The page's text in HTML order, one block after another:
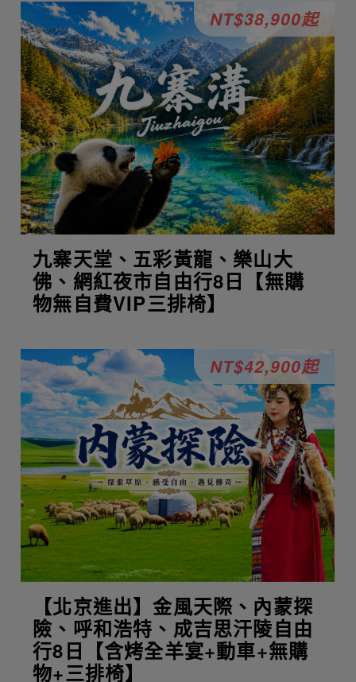
九寨天堂、五彩黃龍、樂山大
佛、網紅夜市自由行8日【無購
物無自費VIP三排椅】
NT$38,900起
【北京進出】金風天際、內蒙探
險、呼和浩特、成吉思汗陵自由
行8日【含烤全羊宴+動車+無購
物+三排椅】
NT$42,900起